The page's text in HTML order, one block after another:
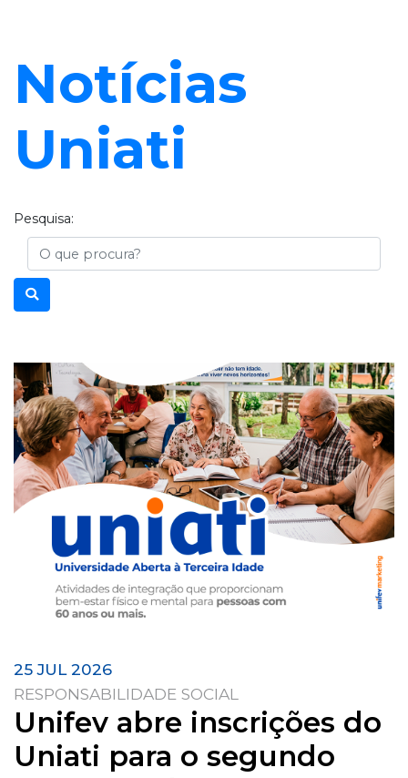
Notícias
Uniati
Pesquisa:
Busca
25 JUL 2026
RESPONSABILIDADE SOCIAL
Unifev abre inscrições do
Uniati para o segundo